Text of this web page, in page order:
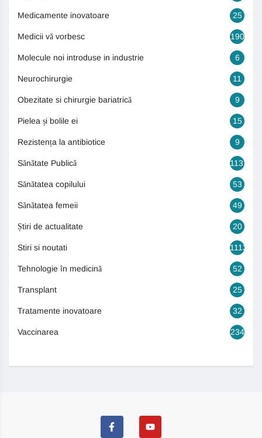
Medicamente inovatoare 25
Medicii vă vorbesc 190
Molecule noi introduse in industrie 6
Neurochirurgie 11
Obezitate si chirurgie bariatrică 9
Pielea și bolile ei 15
Rezistența la antibiotice 9
Sănătate Publică 1131
Sănătatea copilului 53
Sănătatea femeii 49
Știri de actualitate 20
Stiri si noutati 1113
Tehnologie în medicină 52
Transplant 25
Tratamente inovatoare 32
Vaccinarea 234